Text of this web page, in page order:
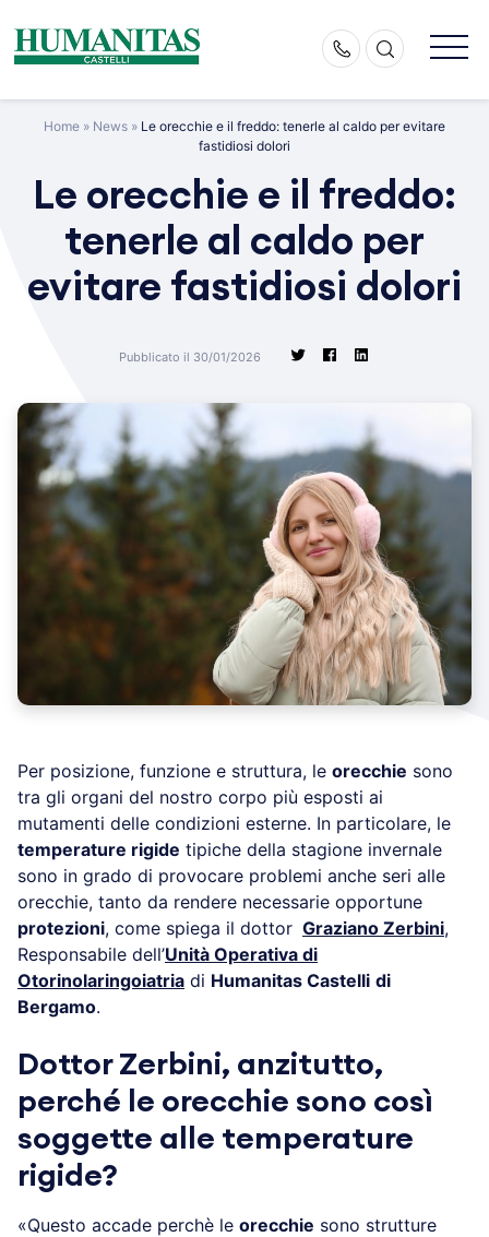
content
Home » News » Le orecchie e il freddo: tenerle al caldo per evitare
fastidiosi dolori
Le orecchie e il freddo:
tenerle al caldo per
evitare fastidiosi dolori
Pubblicato il 30/01/2026
Per posizione, funzione e struttura, le orecchie sono
tra gli organi del nostro corpo più esposti ai
mutamenti delle condizioni esterne. In particolare, le
temperature rigide tipiche della stagione invernale
sono in grado di provocare problemi anche seri alle
orecchie, tanto da rendere necessarie opportune
protezioni, come spiega il dottor Graziano Zerbini,
Responsabile dell’Unità Operativa di
Otorinolaringoiatria di Humanitas Castelli di
Bergamo.
Dottor Zerbini, anzitutto,
perché le orecchie sono così
soggette alle temperature
rigide?
«Questo accade perchè le orecchie sono strutture